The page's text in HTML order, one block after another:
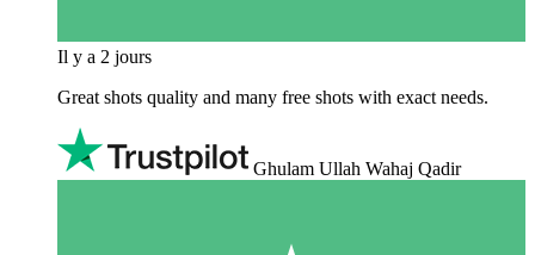
Il y a 2 jours
Great shots quality and many free shots with exact needs.
Ghulam Ullah Wahaj Qadir